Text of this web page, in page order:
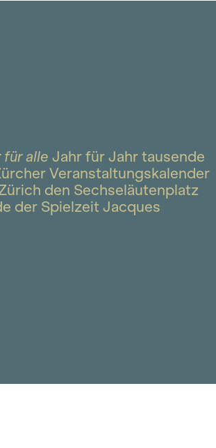
für alle Jahr für Jahr tausende
Veranstaltungskalender
den Sechseläutenplatz
der Spielzeit Jacques